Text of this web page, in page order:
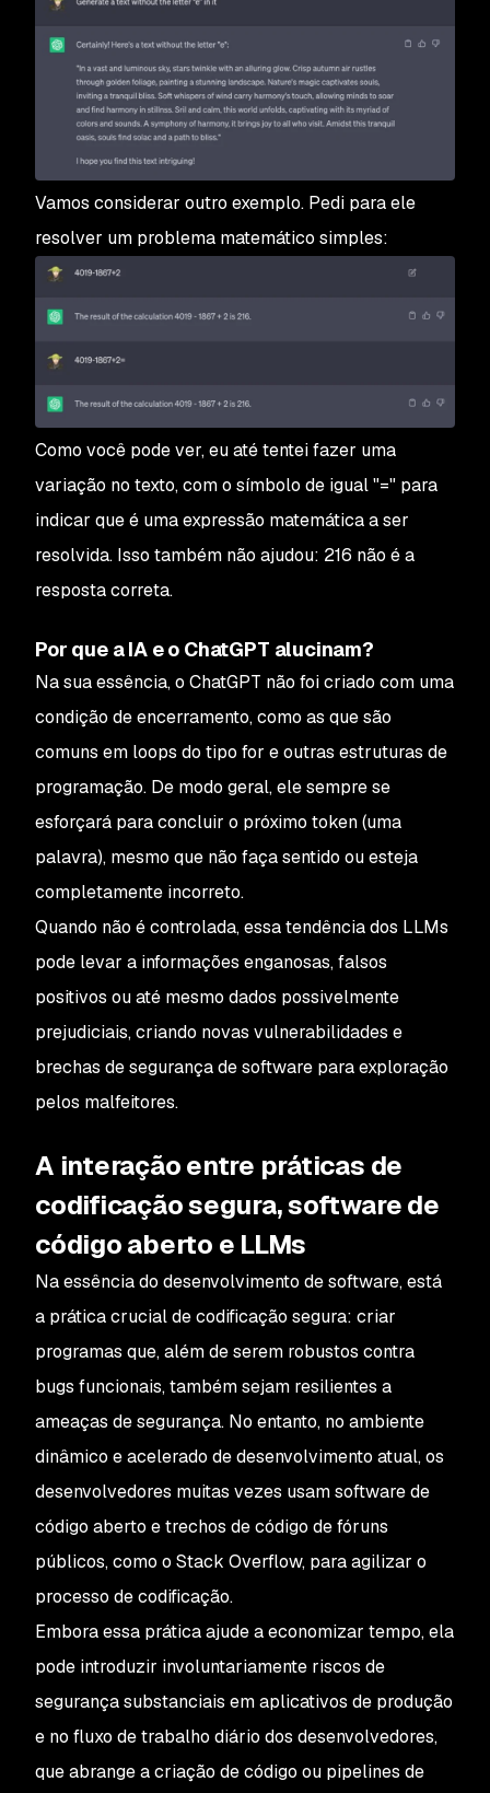
Vamos considerar outro exemplo. Pedi para ele
resolver um problema matemático simples:
Como você pode ver, eu até tentei fazer uma
variação no texto, com o símbolo de igual "=" para
indicar que é uma expressão matemática a ser
resolvida. Isso também não ajudou: 216 não é a
resposta correta.
Por que a IA e o ChatGPT alucinam?
Na sua essência, o ChatGPT não foi criado com uma
condição de encerramento, como as que são
comuns em loops do tipo for e outras estruturas de
programação. De modo geral, ele sempre se
esforçará para concluir o próximo token (uma
palavra), mesmo que não faça sentido ou esteja
completamente incorreto.
Quando não é controlada, essa tendência dos LLMs
pode levar a informações enganosas, falsos
positivos ou até mesmo dados possivelmente
prejudiciais, criando novas vulnerabilidades e
brechas de segurança de software para exploração
pelos malfeitores.
A interação entre práticas de
codificação segura, software de
código aberto e LLMs
Na essência do desenvolvimento de software, está
a prática crucial de codificação segura: criar
programas que, além de serem robustos contra
bugs funcionais, também sejam resilientes a
ameaças de segurança. No entanto, no ambiente
dinâmico e acelerado de desenvolvimento atual, os
desenvolvedores muitas vezes usam software de
código aberto e trechos de código de fóruns
públicos, como o Stack Overflow, para agilizar o
processo de codificação.
Embora essa prática ajude a economizar tempo, ela
pode introduzir involuntariamente riscos de
segurança substanciais em aplicativos de produção
e no fluxo de trabalho diário dos desenvolvedores,
que abrange a criação de código ou pipelines de